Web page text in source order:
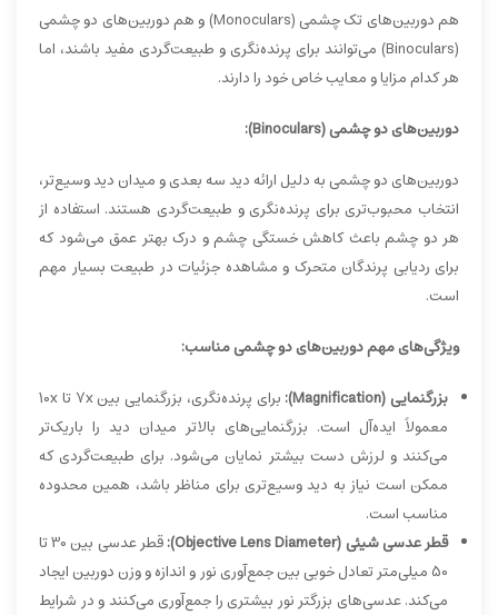
هم دوربین‌های تک چشمی (Monoculars) و هم دوربین‌های دو چشمی
(Binoculars) می‌توانند برای پرنده‌نگری و طبیعت‌گردی مفید باشند، اما
هر کدام مزایا و معایب خاص خود را دارند.
دوربین‌های دو چشمی (Binoculars):
دوربین‌های دو چشمی به دلیل ارائه دید سه بعدی و میدان دید وسیع‌تر،
انتخاب محبوب‌تری برای پرنده‌نگری و طبیعت‌گردی هستند. استفاده از
هر دو چشم باعث کاهش خستگی چشم و درک بهتر عمق می‌شود که
برای ردیابی پرندگان متحرک و مشاهده جزئیات در طبیعت بسیار مهم
است.
ویژگی‌های مهم دوربین‌های دو چشمی مناسب:
بزرگنمایی (Magnification):
برای پرنده‌نگری، بزرگنمایی بین 7x تا 10x
معمولاً ایده‌آل است. بزرگنمایی‌های بالاتر میدان دید را باریک‌تر
می‌کنند و لرزش دست بیشتر نمایان می‌شود. برای طبیعت‌گردی که
ممکن است نیاز به دید وسیع‌تری برای مناظر باشد، همین محدوده
مناسب است.
قطر عدسی شیئی (Objective Lens Diameter):
قطر عدسی بین 30 تا
50 میلی‌متر تعادل خوبی بین جمع‌آوری نور و اندازه و وزن دوربین ایجاد
می‌کند. عدسی‌های بزرگتر نور بیشتری را جمع‌آوری می‌کنند و در شرایط